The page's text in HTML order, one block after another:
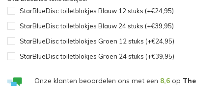
StarBlueDisc toiletblokjes Blauw 12 stuks (+€24,95)
StarBlueDisc toiletblokjes Blauw 24 stuks (+€39,95)
StarBlueDisc toiletblokjes Groen 12 stuks (+€24,95)
StarBlueDisc toiletblokjes Groen 24 stuks (+€39,95)
Onze klanten beoordelen ons met een 8,6op The